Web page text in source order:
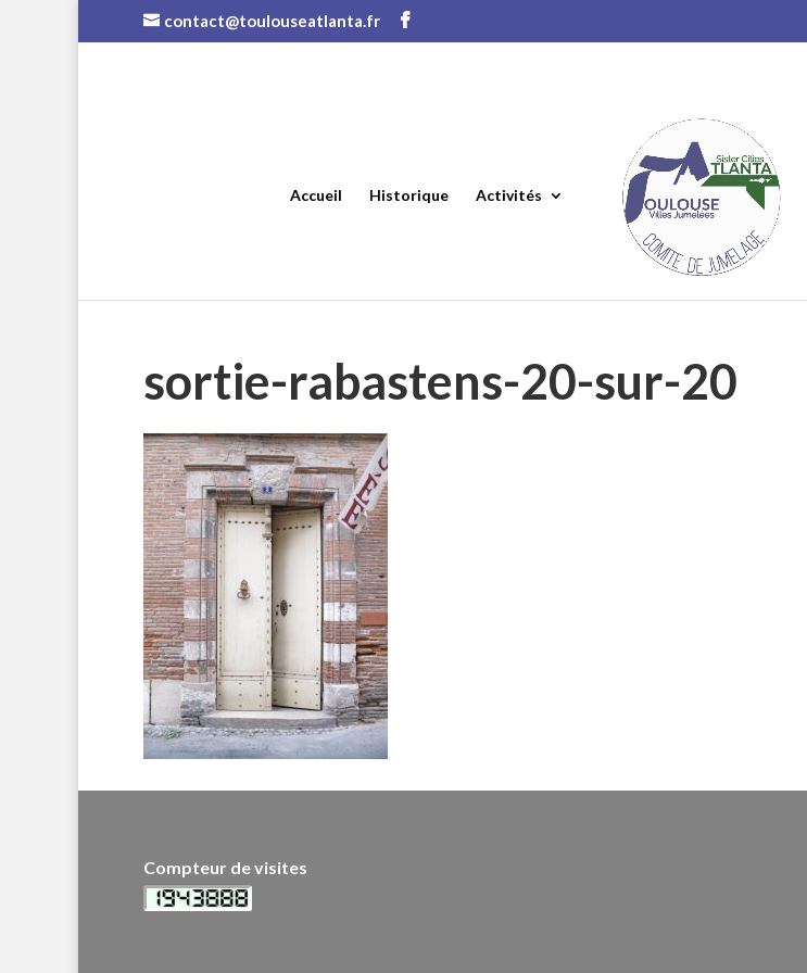
contact@toulouseatlanta.fr
Accueil Historique Activités
sortie-rabastens-20-sur-20
Compteur de visites